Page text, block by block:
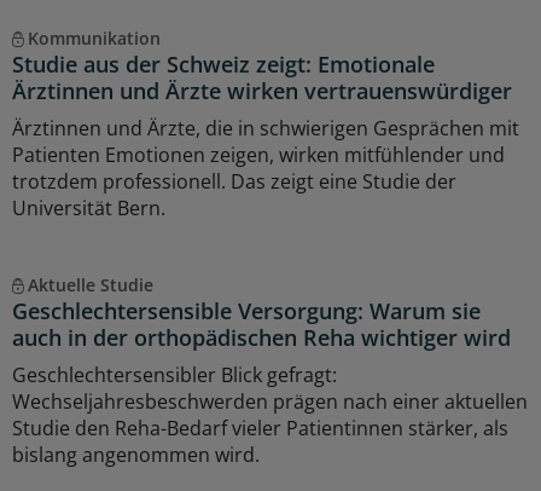
Kommunikation
Studie aus der Schweiz zeigt: Emotionale
Ärztinnen und Ärzte wirken vertrauenswürdiger
Ärztinnen und Ärzte, die in schwierigen Gesprächen mit
Patienten Emotionen zeigen, wirken mitfühlender und
trotzdem professionell. Das zeigt eine Studie der
Universität Bern.
Aktuelle Studie
Geschlechtersensible Versorgung: Warum sie
auch in der orthopädischen Reha wichtiger wird
Geschlechtersensibler Blick gefragt:
Wechseljahresbeschwerden prägen nach einer aktuellen
Studie den Reha-Bedarf vieler Patientinnen stärker, als
bislang angenommen wird.